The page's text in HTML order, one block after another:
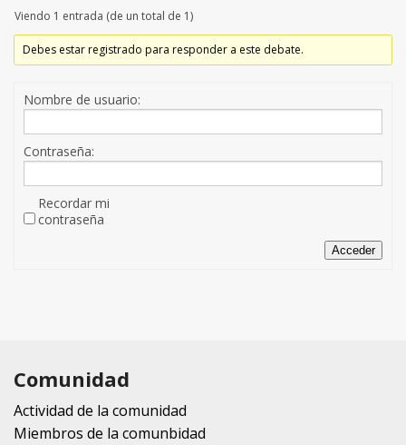
Viendo 1 entrada (de un total de 1)
Debes estar registrado para responder a este debate.
Nombre de usuario:
Contraseña:
Recordar mi
contraseña
Acceder
Comunidad
Actividad de la comunidad
Miembros de la comunbidad